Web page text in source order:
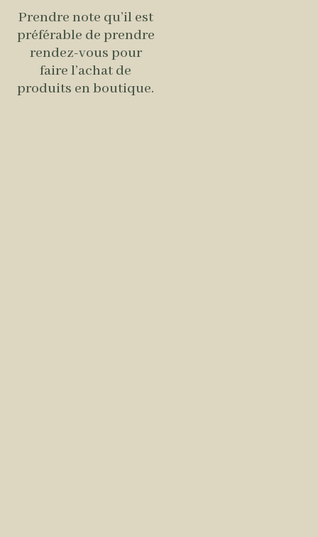
Prendre note qu’il est
préférable de prendre
rendez-vous pour
faire l’achat de
produits en boutique.